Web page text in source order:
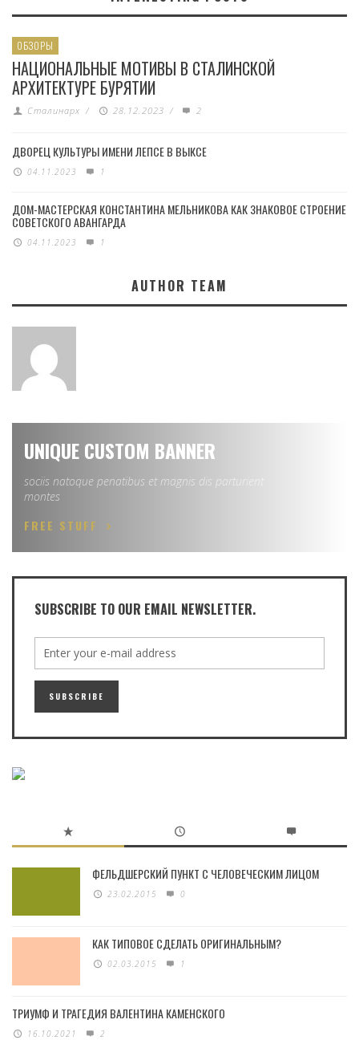
ОБЗОРЫ
НАЦИОНАЛЬНЫЕ МОТИВЫ В СТАЛИНСКОЙ
АРХИТЕКТУРЕ БУРЯТИИ
Сталинарх / 28.12.2023 / 2
ДВОРЕЦ КУЛЬТУРЫ ИМЕНИ ЛЕПСЕ В ВЫКСЕ
04.11.2023 1
ДОМ-МАСТЕРСКАЯ КОНСТАНТИНА МЕЛЬНИКОВА КАК ЗНАКОВОЕ СТРОЕНИЕ
СОВЕТСКОГО АВАНГАРДА
04.11.2023 1
AUTHOR TEAM
UNIQUE CUSTOM BANNER
sociis natoque penatibus et magnis dis parturient
montes
FREE STUFF
SUBSCRIBE TO OUR EMAIL NEWSLETTER.
ФЕЛЬДШЕРСКИЙ ПУНКТ С ЧЕЛОВЕЧЕСКИМ ЛИЦОМ
23.02.2015 0
КАК ТИПОВОЕ СДЕЛАТЬ ОРИГИНАЛЬНЫМ?
02.03.2015 1
ТРИУМФ И ТРАГЕДИЯ ВАЛЕНТИНА КАМЕНСКОГО
16.10.2021 2